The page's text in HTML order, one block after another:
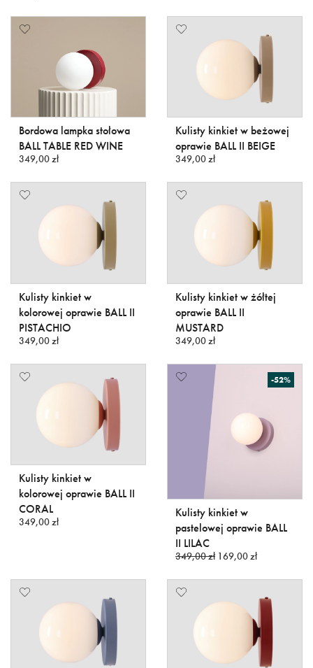
Bordowa lampka stołowa
BALL TABLE RED WINE
349,00 zł
Kulisty kinkiet w beżowej
oprawie BALL II BEIGE
349,00 zł
Kulisty kinkiet w
kolorowej oprawie BALL II
PISTACHIO
349,00 zł
Kulisty kinkiet w żółtej
oprawie BALL II
MUSTARD
349,00 zł
Kulisty kinkiet w
kolorowej oprawie BALL II
CORAL
349,00 zł
-52%
Kulisty kinkiet w
pastelowej oprawie BALL
II LILAC
349,00 zł 169,00 zł